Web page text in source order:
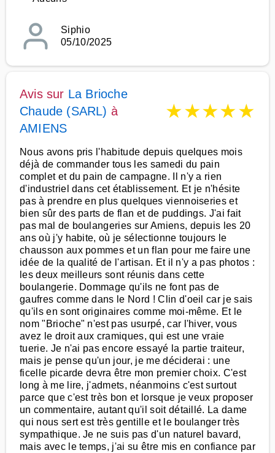
Siphio
05/10/2025
Avis sur La Brioche
Chaude (SARL) à
AMIENS
★★★★★
Nous avons pris l'habitude depuis quelques mois
déjà de commander tous les samedi du pain
complet et du pain de campagne. Il n'y a rien
d'industriel dans cet établissement. Et je n'hésite
pas à prendre en plus quelques viennoiseries et
bien sûr des parts de flan et de puddings. J'ai fait
pas mal de boulangeries sur Amiens, depuis les 20
ans où j'y habite, où je sélectionne toujours le
chausson aux pommes et un flan pour me faire une
idée de la qualité de l'artisan. Et il n'y a pas photos :
les deux meilleurs sont réunis dans cette
boulangerie. Dommage qu'ils ne font pas de
gaufres comme dans le Nord ! Clin d'oeil car je sais
qu'ils en sont originaires comme moi-même. Et le
nom "Brioche" n'est pas usurpé, car l'hiver, vous
avez le droit aux cramiques, qui est une vraie
tuerie. Je n'ai pas encore essayé la partie traiteur,
mais je pense qu'un jour, je me déciderai : une
ficelle picarde devra être mon premier choix. C'est
long à me lire, j'admets, néanmoins c'est surtout
parce que c'est très bon et lorsque je veux proposer
un commentaire, autant qu'il soit détaillé. La dame
qui nous sert est très gentille et le boulanger très
sympathique. Je ne suis pas d'un naturel bavard,
mais avec le temps, j'ai su être mis en confiance par